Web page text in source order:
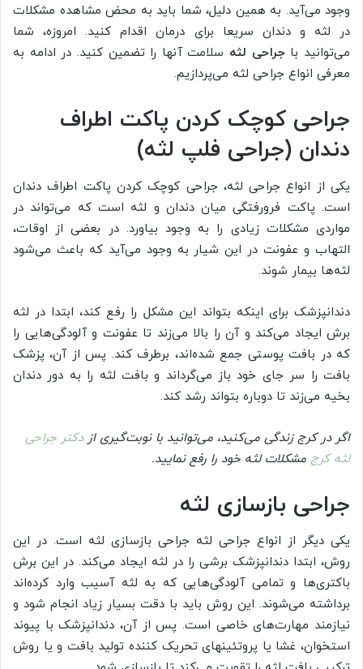
وجود می‌آید. به همین دلیل، شما باید به محض مشاهده مشکلات
در لثه و دندان سریعا برای درمان اقدام کنید. امروزه، شما
می‌توانید باجراحی لثه سلامت آنها را تضمین کنید. در ادامه به
معرفی انواع جراحی لثه می‌پردازیم.
جراحی کوچک کردن پاکت اطراف
دندان (جراحی فلپ لثه)
یکی از انواع جراحی لثه، جراحی کوچک کردن پاکت اطراف دندان
است. پاکت فرورفتگی میان دندان و لثه است که می‌تواند در
مواردی مشکلات زیادی را به وجود بیاورد. در بعضی از اوقات،
التهاب و عفونت در این شیار به وجود می‌آید که باعث می‌شود
لثه‌ها بیمار شوند.
دندانپزشک برای اینکه بتواند این مشکل را رفع کند، ابتدا در لثه
برش ایجاد می‌کند و آن را بالا می‌زند تا عفونت و آلودگی‌هایی را
که در بافت پوستی جمع شده‌اند، برطرف کند. پس از آن، پزشک
بافت را سر جای خود باز می‌گرداند و بافت لثه را به دور دندان
بخیه می‌زند تا دوباره بتواند رشد کند.
اگر در کرج زندگی می‌کنید، می‌توانید با نوبت‌گیری ازدکتر جراحی
لثه کرج مشکلات لثه خود را رفع نمایید.
جراحی بازسازی لثه
یکی دیگر از انواع جراحی لثه جراحی بازسازی لثه است. در این
روش، ابتدا دندانپزشک برشی را در لثه ایجاد می‌کند. در این برش
باکتری‌ها و تمامی آلودگی‌هایی که به لثه آسیب وارد کرده‌اند
برداشته می‌شوند. این روش باید با دقت بسیار زیاد انجام شود و
نیازمند مهارت‌های خاصی است. پس از آن، دندانپزشک با پیوند
استخوان، غشا یا پروتئینهای تحریک کننده تولید بافت و یا روش